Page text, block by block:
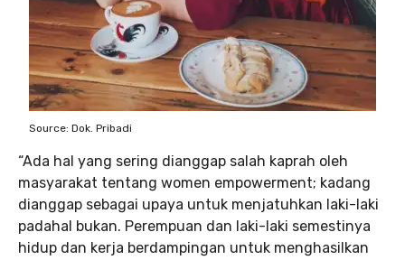
Source: Dok. Pribadi
“Ada hal yang sering dianggap salah kaprah oleh
masyarakat tentang women empowerment; kadang
dianggap sebagai upaya untuk menjatuhkan laki-laki
padahal bukan. Perempuan dan laki-laki semestinya
hidup dan kerja berdampingan untuk menghasilkan